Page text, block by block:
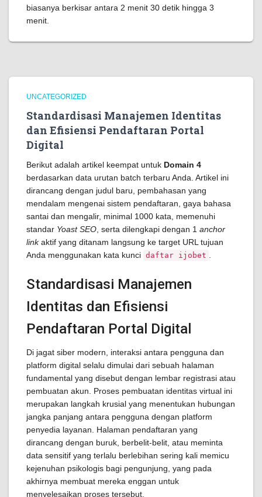
biasanya berkisar antara 2 menit 30 detik hingga 3
menit.
UNCATEGORIZED
Standardisasi Manajemen Identitas
dan Efisiensi Pendaftaran Portal
Digital
Berikut adalah artikel keempat untuk Domain 4
berdasarkan data urutan batch terbaru Anda. Artikel ini
dirancang dengan judul baru, pembahasan yang
mendalam mengenai sistem pendaftaran, gaya bahasa
santai dan mengalir, minimal 1000 kata, memenuhi
standar Yoast SEO , serta dilengkapi dengan 1 anchor
linkaktif yang ditanam langsung ke target URL tujuan
Anda menggunakan kata kunci daftar ijobet
Standardisasi Manajemen
Identitas dan Efisiensi
Pendaftaran Portal Digital
Di jagat siber modern, interaksi antara pengguna dan
platform digital selalu dimulai dari sebuah halaman
fundamental yang disebut dengan lembar registrasi atau
pembuatan akun. Proses pembuatan identitas virtual ini
merupakan langkah krusial yang menentukan hubungan
jangka panjang antara pengguna dengan platform
penyedia layanan. Halaman pendaftaran yang
dirancang dengan buruk, berbelit-belit, atau meminta
data sensitif yang terlalu berlebihan sering kali memicu
kejenuhan psikologis bagi pengunjung, yang pada
akhirnya membuat mereka enggan untuk
menyelesaikan proses tersebut.